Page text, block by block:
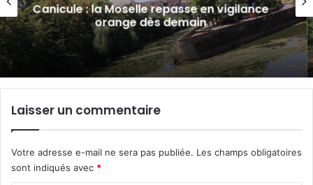
Le futur hôpital de Maizières-lès-Metz
conçu pour faire face aux canicules
Laisser un commentaire
Votre adresse e-mail ne sera pas publiée. Les champs obligatoires
sont indiqués avec *